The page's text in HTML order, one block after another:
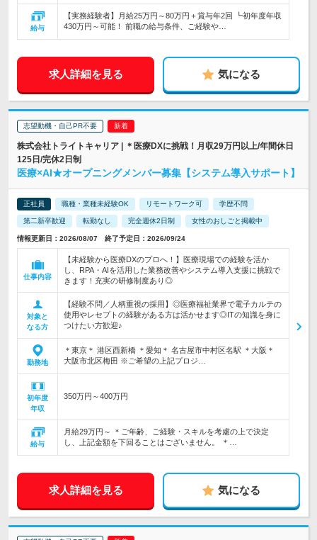
給与
【実務経験者】月給25万円～80万円＋賞与年2回 ┗初年度年収
430万円～可能！ 前職の給与条件、ご経験や…
求人詳細を見る 気になる
志望動機・自己PR不要
株式会社トライトキャリア | ＊医療DXに挑戦！月収29万円以上/年間休日
125日/完休2日制
医療×AI★オープニングメンバー募集【システム導入サポート】
正社員 職種・業種未経験OK リモートワーク可 学歴不問
第二新卒歓迎 転勤なし 完全週休2日制 女性のおしごと掲載中
情報更新日：2026/08/07 終了予定日：2026/09/24
仕事内容
【未経験から医療DXのプロへ！】医療現場での経験を活か
し、RPA・AIを活用した業務改善やシステム導入支援に挑戦で
きます！充実の研修制度あり◎
対象と
なる方
【経験不問／人柄重視の採用】◎医療福祉業界で電子カルテの
使用やレセプトの経験がある方は活かせます◎ITの知識を身に
つけたい方歓迎♪
勤務地
＊東京＊ 港区西新橋 ＊愛知＊ 名古屋市中村区名駅 ＊大阪＊
大阪市北区梅田 ※ご希望の上記プロジ…
初年度
年収
350万円～400万円
給与
月給29万円～ ＊ご年齢、ご経験・スキルを考慮の上で決定
し、上記金額を下回ることはございません。 ＊…
求人詳細を見る 気になる